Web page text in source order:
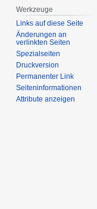
Werkzeuge
Links auf diese Seite
Änderungen an
verlinkten Seiten
Spezialseiten
Druckversion
Permanenter Link
Seiten­­informationen
Attribute anzeigen